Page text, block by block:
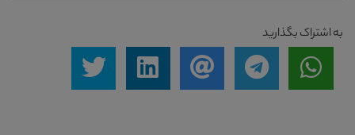
به اشتراک بگذارید